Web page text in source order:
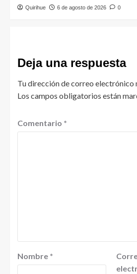
Quirihue 6 de agosto de 2026 0
Deja una respuesta
Tu dirección de correo electrónico
Los campos obligatorios están
Comentario *
Nombre *